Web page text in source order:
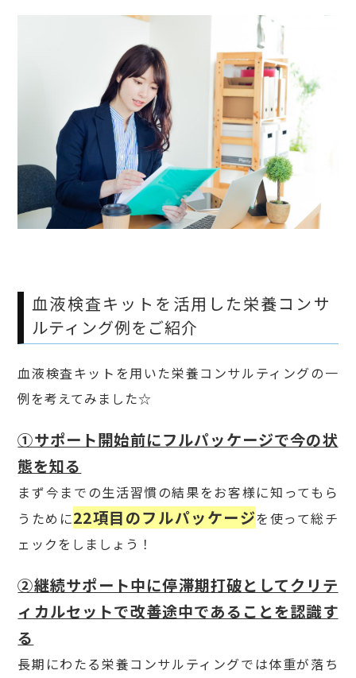
血液検査キットを活用した栄養コンサ
ルティング例をご紹介
血液検査キットを用いた栄養コンサルティングの一
例を考えてみました☆
①サポート開始前にフルパッケージで今の状
態を知る
まず今までの生活習慣の結果をお客様に知ってもら
うために22項目のフルパッケージを使って総チ
ェックをしましょう！
②継続サポート中に停滞期打破としてクリテ
ィカルセットで改善途中であることを認識す
る
長期にわたる栄養コンサルティングでは体重が落ち